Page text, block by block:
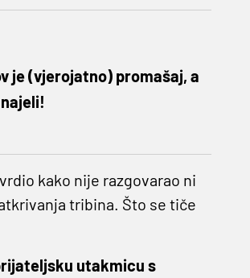
je (vjerojatno) promašaj, a
kako nije razgovarao ni
tribina. Što se tiče
utakmicu s